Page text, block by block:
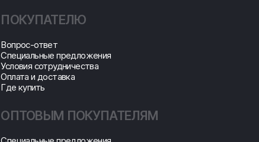
ПОКУПАТЕЛЮ
Вопрос-ответ
Специальные предложения
Условия сотрудничества
Оплата и доставка
Где купить
ОПТОВЫМ ПОКУПАТЕЛЯМ